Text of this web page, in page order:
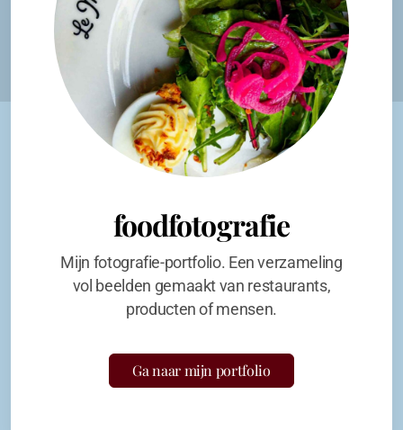
foodfotografie
Mijn fotografie-portfolio. Een verzameling
vol beelden gemaakt van restaurants,
producten of mensen.
Ga naar mijn portfolio